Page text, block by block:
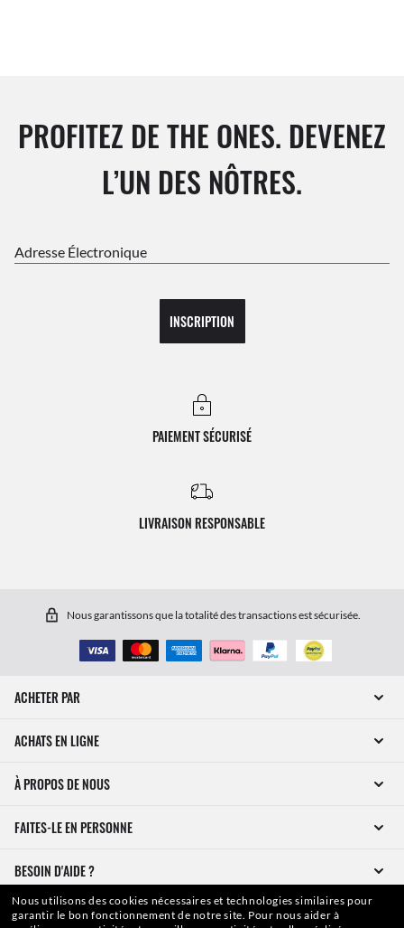
PROFITEZ DE THE ONES. DEVENEZ
L’UN DES NÔTRES.
Adresse Électronique
INSCRIPTION
PAIEMENT SÉCURISÉ
LIVRAISON RESPONSABLE
Nous garantissons que la totalité des transactions est sécurisée.
ACHETER PAR
ACHATS EN LIGNE
À PROPOS DE NOUS
FAITES-LE EN PERSONNE
BESOIN D'AIDE ?
Nous utilisons des cookies nécessaires et technologies similaires pour
garantir le bon fonctionnement de notre site. Pour nous aider à